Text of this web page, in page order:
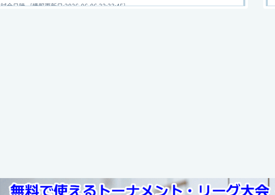
試合日時 - [情報更新日:2026-06-06 22:33:45]
富岡東 119 - 66 城北